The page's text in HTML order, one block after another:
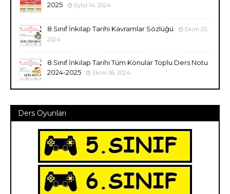
2025
Eylül 14, 2024
8.Sınıf İnkılap Tarihi Kavramlar Sözlüğü
Ekim 20,
2024
8.Sınıf İnkılap Tarihi Tüm Konular Toplu Ders Notu
2024-2025
Ekim 06, 2024
Ders Oyunları